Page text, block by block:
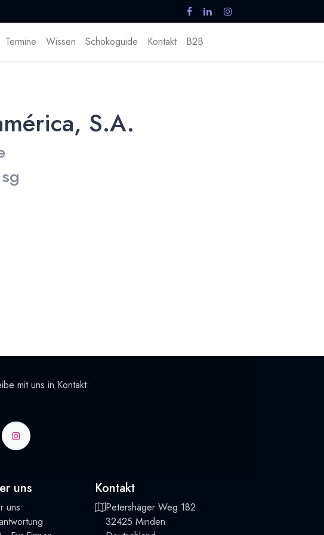
Termine Wissen Schokoguide Kontakt B2B
S.A.
mit uns in Kontakt:
uns
uns
Kontakt
Petershäger Weg 182
32425 Minden